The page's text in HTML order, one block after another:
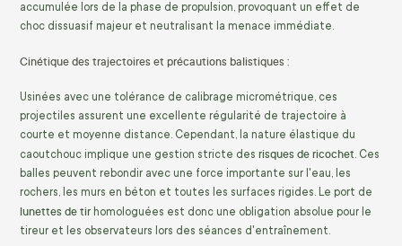
accumulée lors de la phase de propulsion, provoquant un effet de
choc dissuasif majeur et neutralisant la menace immédiate.
Cinétique des trajectoires et précautions balistiques :
Usinées avec une tolérance de calibrage micrométrique, ces
projectiles assurent une excellente régularité de trajectoire à
courte et moyenne distance. Cependant, la nature élastique du
caoutchouc implique une gestion stricte des risques de ricochet. Ces
balles peuvent rebondir avec une force importante sur l'eau, les
rochers, les murs en béton et toutes les surfaces rigides. Le port de
lunettes de tir homologuées est donc une obligation absolue pour le
tireur et les observateurs lors des séances d'entraînement.